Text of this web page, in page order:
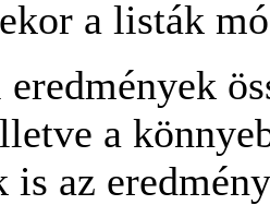
a listák
a
is az